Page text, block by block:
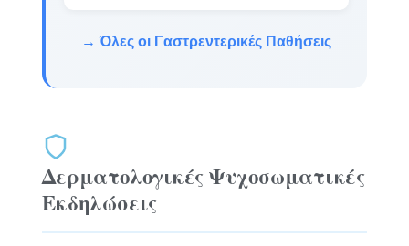
→ Όλες οι Γαστρεντερικές Παθήσεις
Δερματολογικές Ψυχοσωματικές
Εκδηλώσεις